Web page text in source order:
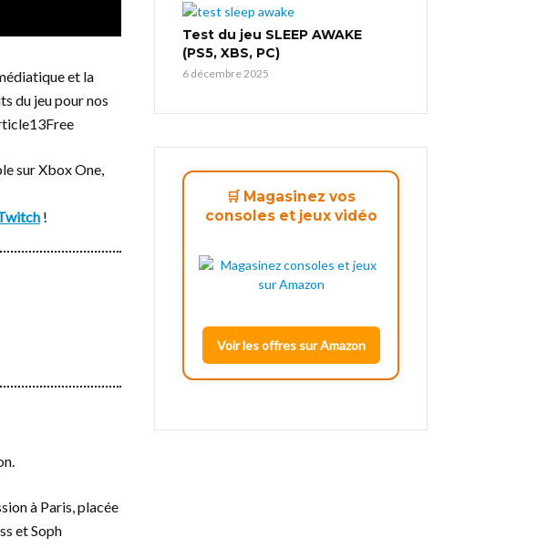
et la
du jeu pour nos
sur Xbox One,
!
à Paris, placée
et Soph
Test du jeu SLEEP AWAKE
(PS5, XBS, PC)
6 décembre 2025
🛒 Magasinez vos
consoles et jeux vidéo
Voir les offres sur Amazon